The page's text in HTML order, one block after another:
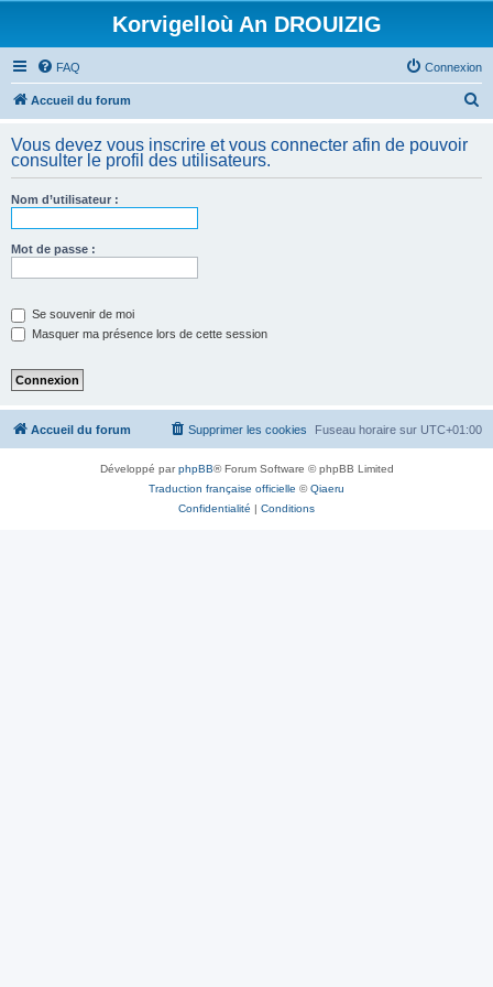
Korvigelloù An DROUIZIG
FAQ Connexion
Accueil du forum
h
Vous devez vous inscrire et vous connecter afin de pouvoir
consulter le profil des utilisateurs.
Nom d’utilisateur :
Mot de passe :
Se souvenir de moi
Masquer ma présence lors de cette session
Accueil du forum Fuseau horaire sur UTC+01:00
Supprimer les cookies
Développé parphpBB® Forum Software © phpBB Limited
Traduction française officielle ©Qiaeru
Confidentialité | Conditions